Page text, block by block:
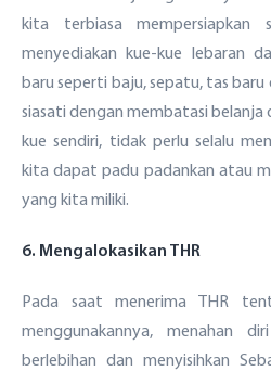
E-
Daftar Rumah Sakit
Daftar MitraKantor
kita terbiasa
menyediakan kue-kue lebaran
baru seperti baju, sepatu, tas
siasati dengan membatasi belanja
kue sendiri, tidak perlu selalu
kita dapat padu padankan atau
yang kita miliki.
6. Mengalokasikan THR
Pada saat menerima THR
menggunakannya, menahan
berlebihan dan menyisihkan